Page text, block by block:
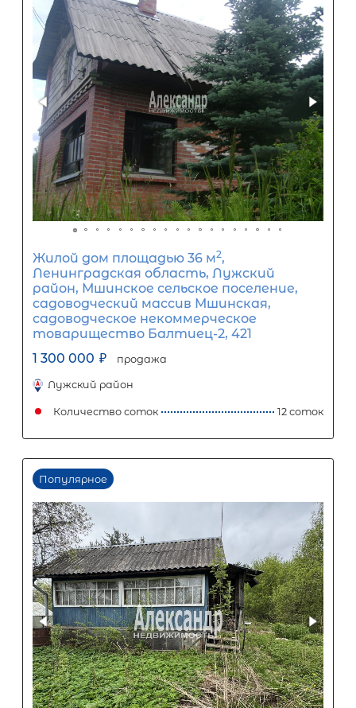
Первый взнос
960 000 ₽
1 600 000 ₽
Задать вопрос Отправить заявку
ООО «АЛЕКСАНДР-НЕДВИЖИМОСТЬ» не является кредитной
организацией. Кредит предоставляется банками-
носит информационный характер и не является
точного расчета платежей по кредиту и предоставления
(Санкт-Петербург ул. Боткинская д. 15 тел. +7(812) 200-4000 )
Популярное